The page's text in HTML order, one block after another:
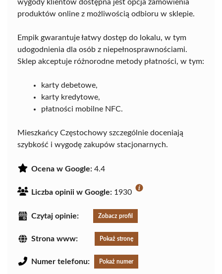
wygody klientów dostępna jest opcja zamówienia
produktów online z możliwością odbioru w sklepie.
Empik gwarantuje łatwy dostęp do lokalu, w tym
udogodnienia dla osób z niepełnosprawnościami.
Sklep akceptuje różnorodne metody płatności, w tym:
karty debetowe,
karty kredytowe,
płatności mobilne NFC.
Mieszkańcy Częstochowy szczególnie doceniają
szybkość i wygodę zakupów stacjonarnych.
Ocena w Google: 4.4
Liczba opinii w Google: 1930
Czytaj opinie: Zobacz profil
Strona www: Pokaż stronę
Numer telefonu: Pokaż numer